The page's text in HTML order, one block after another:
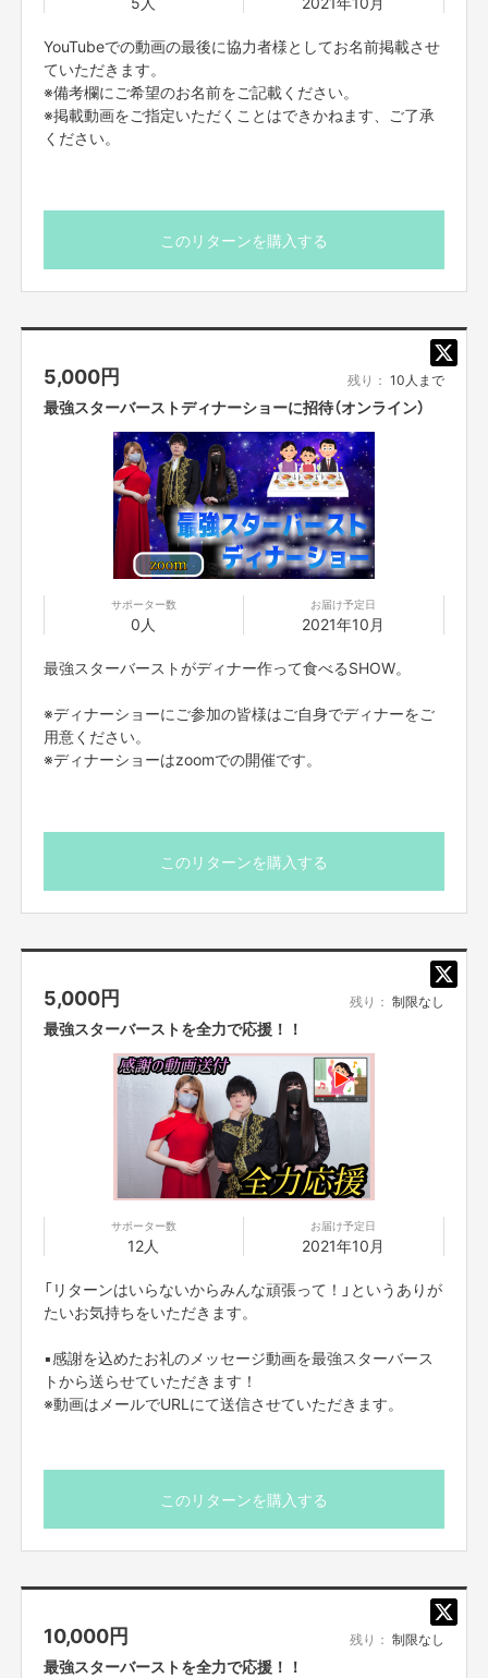
ソードトークで笑いを取りたい方など...。
この企画をSNSなどで拡散していただくことによってより多くの
出演料を手に入れていただける企画になっておりますので、
ぜひ拡散の程をお願いいたします！！
もちろん絡まず我々のチャンネルに出ていただいても大丈夫です!
その場合は違和感がないようにOPやEDに我々の動画を使わせて
ネット配信で広まった皆さんの才能は誰でも見ることができます。
もちろんファンの皆様も無料で見れますので、ファンの皆様にも
旨味があります！
検索でヒットしてテレビやラジオなどからのオファーにつながる
つまり、自分のおもしろいことで仕事ができるチャンスが
芸人の皆様にぜひ、最強スターバーストでおもしろいことをしていただきた
そして、夢を諦めかけてしまっている、もしそんな芸人さんがいてもこの企
チャンネル登録者数は最低でも10万人にしていく予定で、
YouTubeチャンネルを大きくして、 ゆくゆくは若手芸人だけではなく
俳優の若手の方や、ミュージシャンの若手の方など
様々な不遇な状況にある皆様のチャン スの場にしていきたいと考えてま
YouTubeでの動画の最後に協力者様としてお名前掲載させ
ていただきます。
※備考欄にご希望のお名前をご記載ください。
※掲載動画をご指定いただくことはできかねます、ご了承
ください。
このリターンを購入する
5,000円 残り： 10人まで
最強スターバーストディナーショーに招待（オンライン）
サポーター数
0人
お届け予定日
2021年10月
最強スターバーストがディナー作って食べるSHOW。
※ディナーショーにご参加の皆様はご自身でディナーをご
用意ください。
※ディナーショーはzoomでの開催です。
このリターンを購入する
5,000円 残り： 制限なし
最強スターバーストを全力で応援！！
サポーター数
12人
お届け予定日
2021年10月
「リターンはいらないからみんな頑張って！」というありが
たいお気持ちをいただきます。
▪感謝を込めたお礼のメッセージ動画を最強スターバース
トから送らせていただきます！
※動画はメールでURLにて送信させていただきます。
このリターンを購入する
10,000円 残り： 制限なし
最強スターバーストを全力で応援！！